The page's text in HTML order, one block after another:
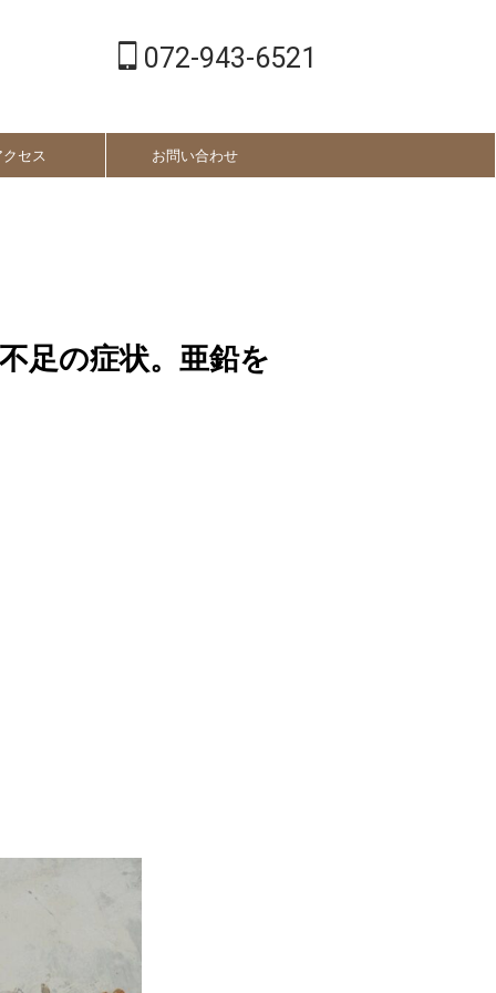
072-943-6521
セス お問い合わせ
足の症状。亜鉛を